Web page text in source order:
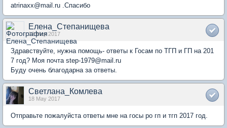
atrinaxx@mail.ru .Спасибо
Елена_Степанищева
12 May 2017
Здравствуйте, нужна помощь- ответы к Госам по ТГП и ГП на 201
7 год? Моя почта step-1979@mail.ru
Буду очень благодарна за ответы.
Светлана_Комлева
18 May 2017
Отправьте пожалуйста ответы мне на госы ро гп и тгп 2017 год.